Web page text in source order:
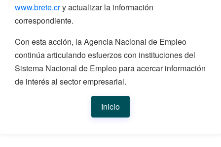
www.brete.cry actualizar la información
correspondiente.
Con esta acción, la Agencia Nacional de Empleo
continúa articulando esfuerzos con instituciones del
Sistema Nacional de Empleo para acercar información
de interés al sector empresarial.
Inicio